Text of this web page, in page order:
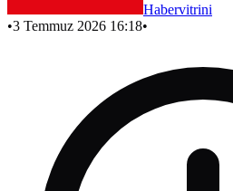
Habervitrini
•3 Temmuz 2026 16:18•